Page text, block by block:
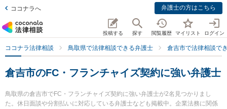
ココナラへ 弁護士の方はこちら
投稿する 探す 閲覧履歴 マイリスト ログイン
ココナラ法律相談 鳥取県で法律相談できる弁護士 倉吉市で法律相談で
倉吉市のFC・フランチャイズ契約に強い弁護士
鳥取県の倉吉市でFC・フランチャイズ契約に強い弁護士が2名見つかりまし
た。休日面談や分割払いに対応している弁護士なども掲載中。企業法務に関係